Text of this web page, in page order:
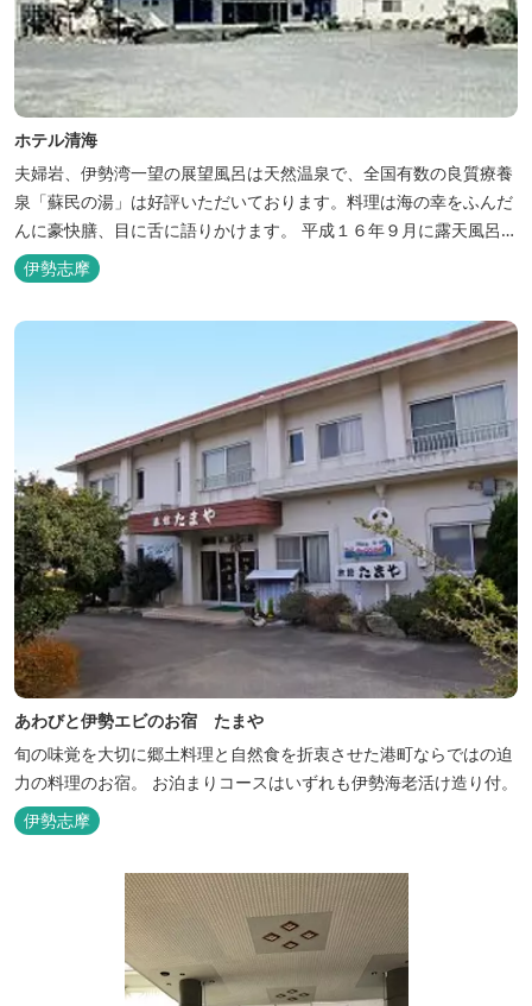
ホテル清海
夫婦岩、伊勢湾一望の展望風呂は天然温泉で、全国有数の良質療養
泉「蘇民の湯」は好評いただいております。料理は海の幸をふんだ
んに豪快膳、目に舌に語りかけます。 平成１６年９月に露天風呂が
オープンしました。
伊勢志摩
あわびと伊勢エビのお宿 たまや
旬の味覚を大切に郷土料理と自然食を折衷させた港町ならではの迫
力の料理のお宿。 お泊まりコースはいずれも伊勢海老活け造り付。
伊勢志摩